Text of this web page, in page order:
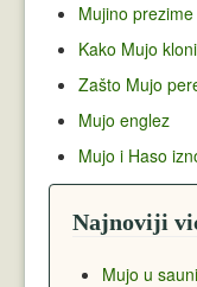
Mujino prezime
Kako Mujo
Zašto Mujo
Mujo englez
Mujo i Haso
Najnoviji
Mujo u sauni